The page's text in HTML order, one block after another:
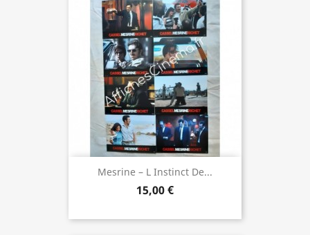
Mesrine – L Instinct De...
15,00 €